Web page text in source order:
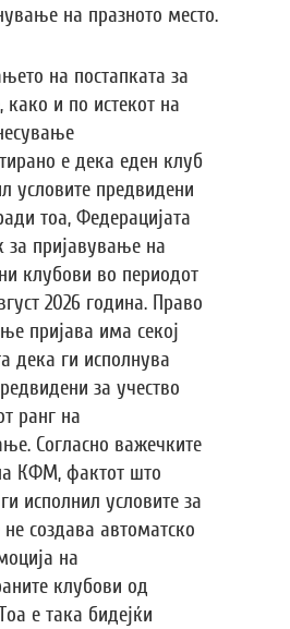
на празното место.
на постапката за
и по истекот на
е дека еден клуб
условите предвидени
тоа, Федерацијата
за пријавување на
клубови во периодот
2026 година. Право
пријава има секој
дека ги исполнува
за учество
ранг на
Согласно важечките
КФМ, фактот што
исполнил условите за
создава автоматско
на
клубови од
е така бидејќи